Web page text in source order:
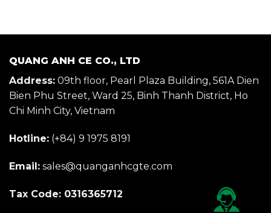
QUANG ANH CE CO., LTD
Address: 09th floor, Pearl Plaza Building, 561A Dien
Bien Phu Street, Ward 25, Binh Thanh District, Ho
Chi Minh City, Vietnam
Hotline: (+84) 9 1975 8191
Email: sales@quanganhcgte.com
Tax Code: 0316365712